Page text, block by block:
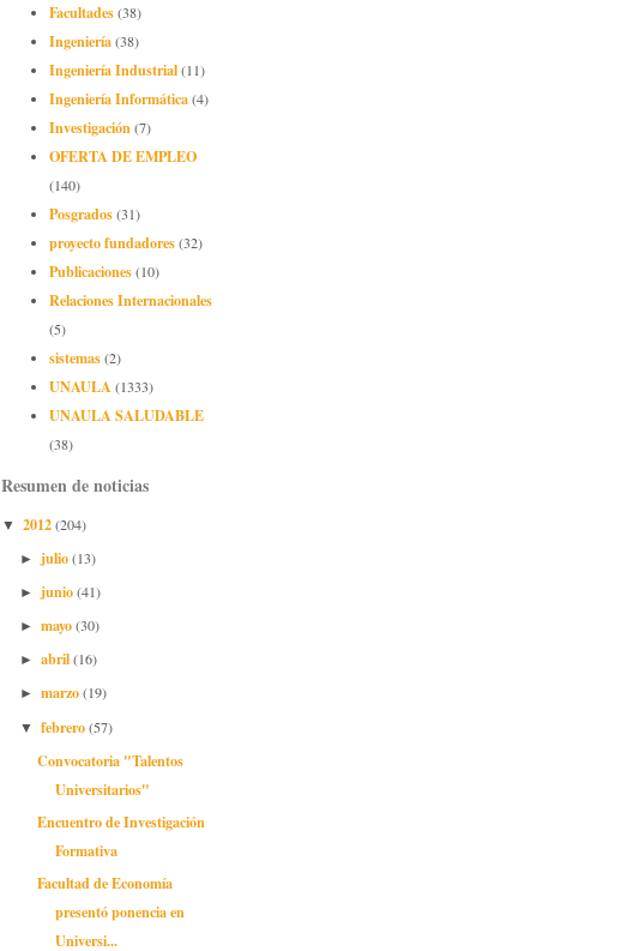
Facultades(38)
Ingeniería(38)
Ingeniería Industrial(11)
Ingeniería Informática(4)
Investigación(7)
OFERTA DE EMPLEO
(140)
Posgrados(31)
proyecto fundadores(32)
Publicaciones(10)
Relaciones Internacionales
(5)
sistemas(2)
UNAULA(1333)
UNAULA SALUDABLE
(38)
Resumen de noticias
▼ 2012(204)
► julio(13)
► junio(41)
► mayo(30)
► abril(16)
► marzo(19)
▼ febrero(57)
Convocatoria "Talentos
Universitarios"
Encuentro de Investigación
Formativa
Facultad de Economía
presentó ponencia en
Universi...